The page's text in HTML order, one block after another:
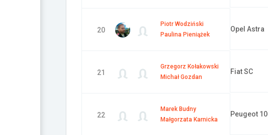
20
Piotr Wodziński
Paulina Pieniążek
Opel Astra
21
Grzegorz Kołakowski
Michał Gozdan
Fiat SC
22
Marek Budny
Małgorzata Karnicka
Peugeot